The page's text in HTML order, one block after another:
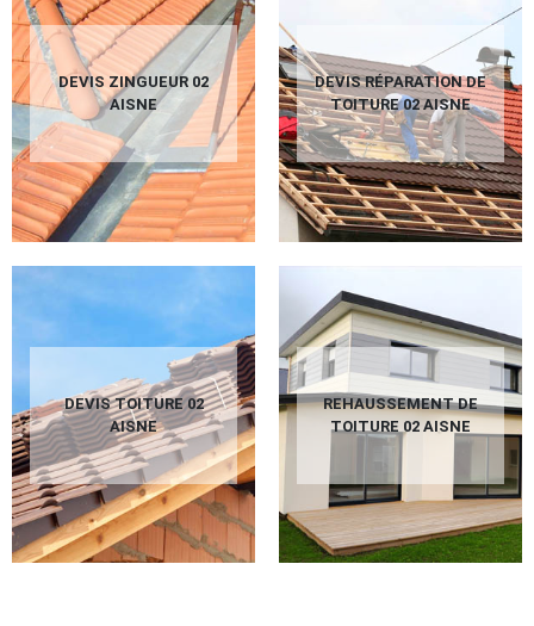
DEVIS ZINGUEUR 02
AISNE
DEVIS RÉPARATION DE
TOITURE 02 AISNE
DEVIS TOITURE 02
AISNE
REHAUSSEMENT DE
TOITURE 02 AISNE